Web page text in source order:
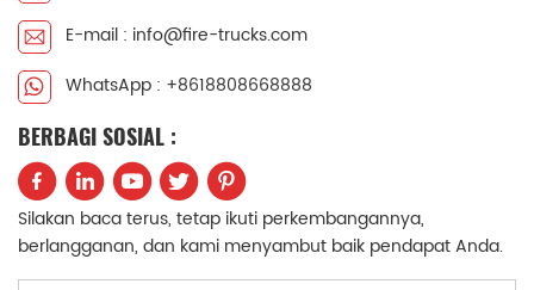
Melayu
Tiếng Việt
中文
Filipino
српски
E-mail : info@fire-trucks.com
WhatsApp : +8618808668888
BERBAGI SOSIAL :
Silakan baca terus, tetap ikuti perkembangannya,
berlangganan, dan kami menyambut baik pendapat Anda.